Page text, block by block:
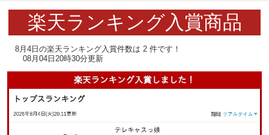
楽天ランキング入賞商品
8月4日の楽天ランキング入賞件数は 2 件です！
08月04日20時30分更新